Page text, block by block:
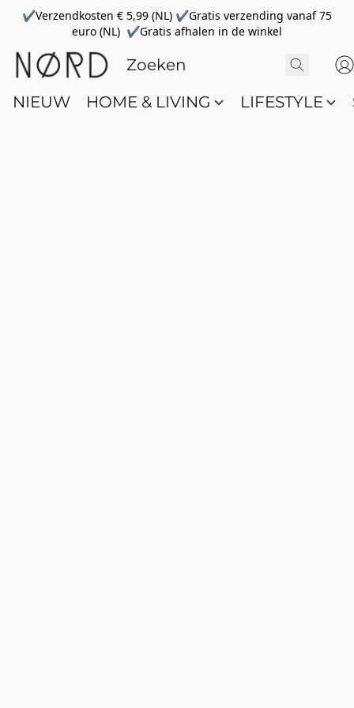
✔Verzendkosten € 5,99 (NL) ✔Gratis verzending vanaf 75
euro (NL) ✔Gratis afhalen in de winkel
NIEUW HOME & LIVING LIFESTYLE